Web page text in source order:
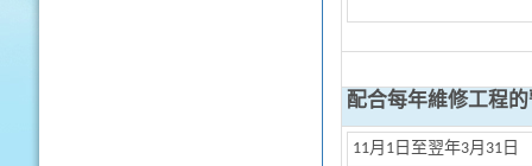
配合每年維修工程
11月1日至翌年3月31日